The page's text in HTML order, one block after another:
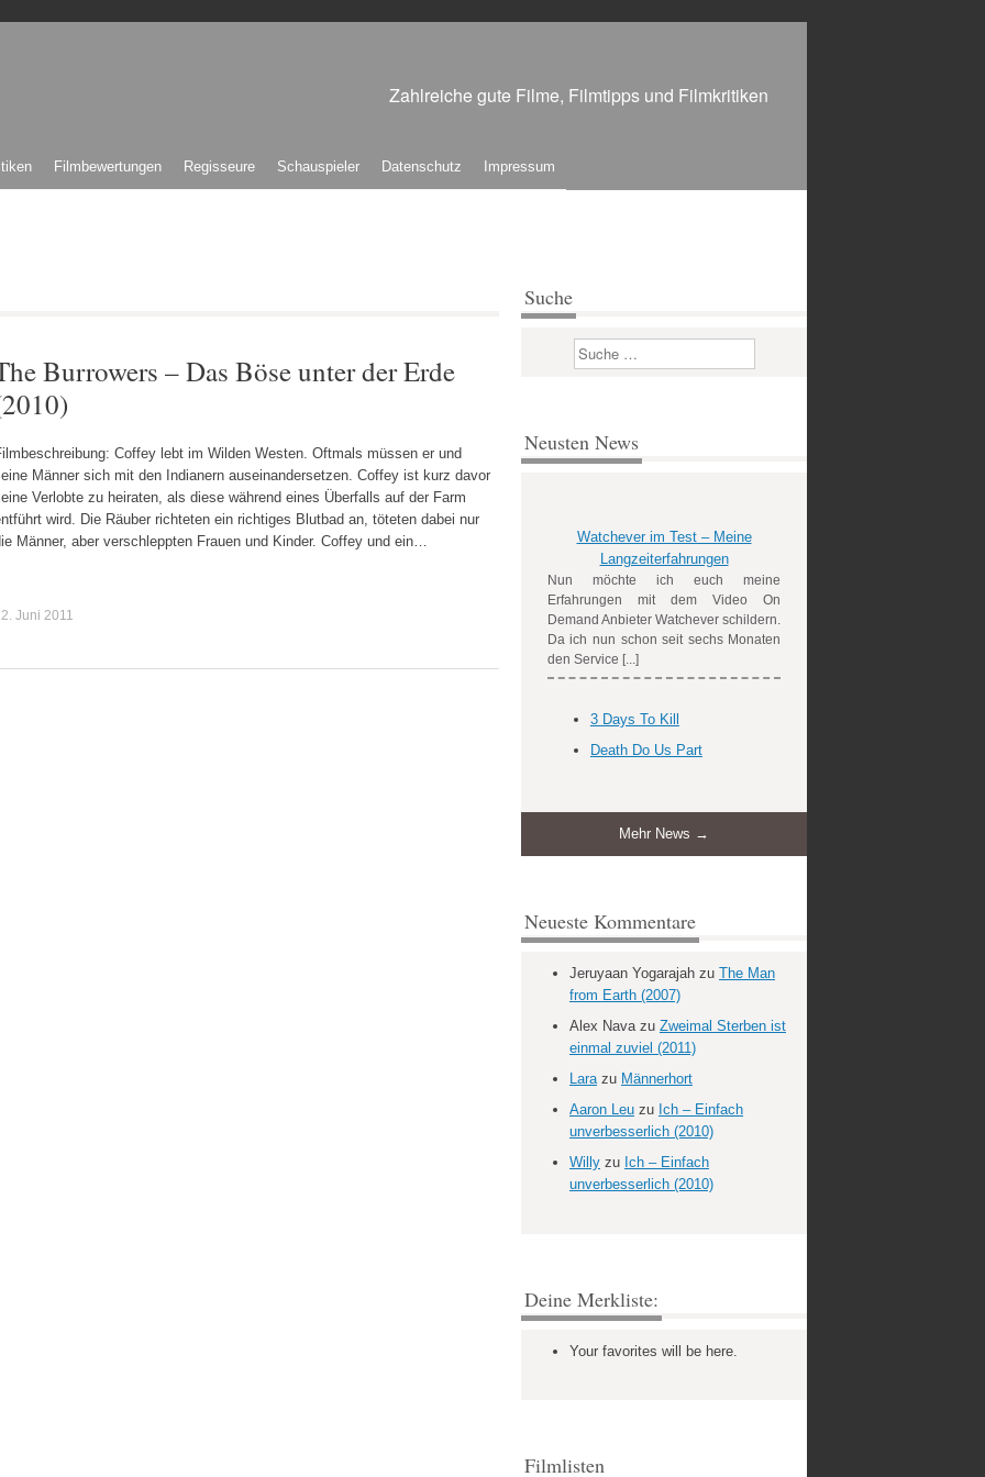
Zahlreiche gute Filme, Filmtipps und Filmkritiken
Filmbewertungen Regisseure Schauspieler Datenschutz Impressum
Burrowers – Das Böse unter der Erde
Coffey lebt im Wilden Westen. Oftmals müssen er und
Männer sich mit den Indianern auseinandersetzen. Coffey ist kurz davor
Verlobte zu heiraten, als diese während eines Überfalls auf der Farm
wird. Die Räuber richteten ein richtiges Blutbad an, töteten dabei nur
Männer, aber verschleppten Frauen und Kinder. Coffey und ein…
Juni 2011
Suche
Suchen
Neusten News
Watchever im Test – Meine
Langzeiterfahrungen
Nun möchte ich euch meine
Erfahrungen mit dem Video On
Demand Anbieter Watchever schildern.
Da ich nun schon seit sechs Monaten
den Service [...]
3 Days To Kill
Death Do Us Part
Mehr News →
Neueste Kommentare
Jeruyaan Yogarajah zu The Man
from Earth (2007)
Alex Navazu Zweimal Sterben ist
einmal zuviel (2011)
Larazu Männerhort
Aaron Leu zu Ich – Einfach
unverbesserlich (2010)
Willy zu Ich – Einfach
unverbesserlich (2010)
Deine Merkliste:
Your favorites will be here.
Filmlisten